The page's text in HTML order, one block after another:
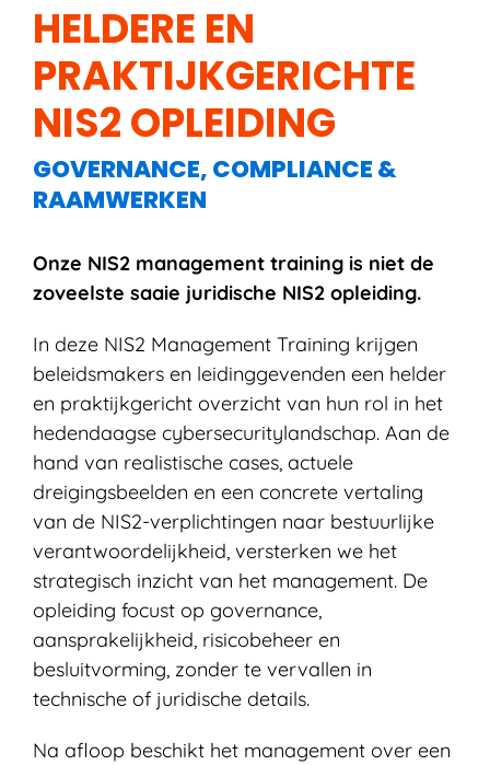
HELDERE EN
PRAKTIJKGERICHTE
NIS2 OPLEIDING
GOVERNANCE, COMPLIANCE &
RAAMWERKEN
Onze NIS2 management training is niet de
zoveelste saaie juridische NIS2 opleiding.
In deze NIS2 Management Training krijgen
beleidsmakers en leidinggevenden een helder
en praktijkgericht overzicht van hun rol in het
hedendaagse cybersecuritylandschap. Aan de
hand van realistische cases, actuele
dreigingsbeelden en een concrete vertaling
van de NIS2-verplichtingen naar bestuurlijke
verantwoordelijkheid, versterken we het
strategisch inzicht van het management. De
opleiding focust op governance,
aansprakelijkheid, risicobeheer en
besluitvorming, zonder te vervallen in
technische of juridische details.
Na afloop beschikt het management over een